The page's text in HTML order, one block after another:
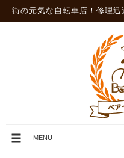
街の元気な自転車店！修理迅
メ
MENU